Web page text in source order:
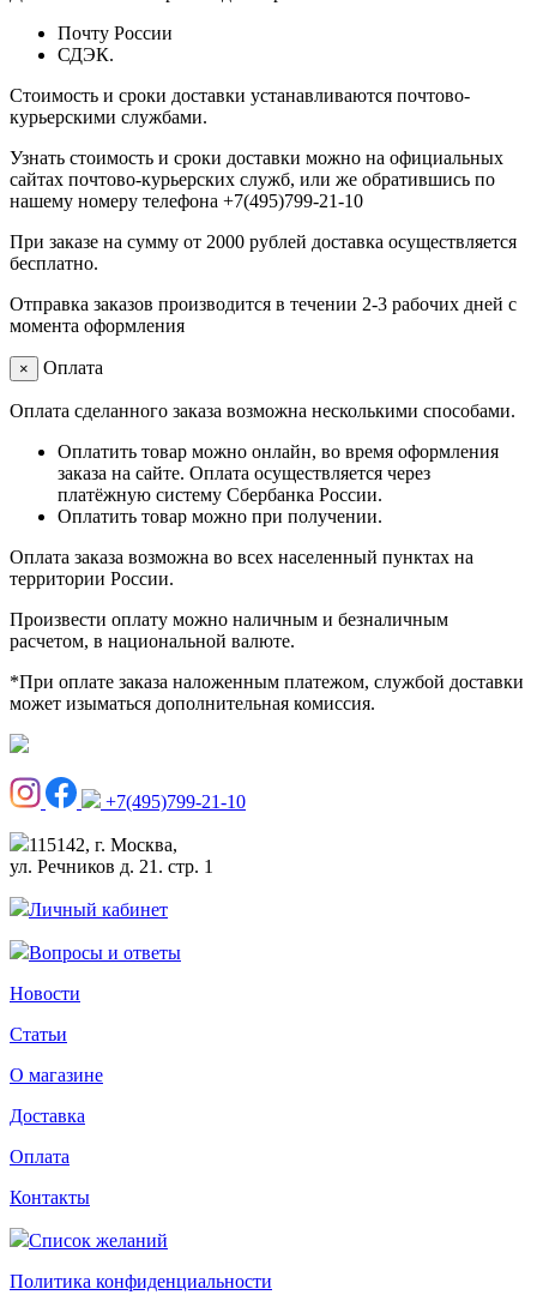
Почту России
СДЭК.
Стоимость и сроки доставки устанавливаются почтово-
курьерскими службами.
Узнать стоимость и сроки доставки можно на официальных
сайтах почтово-курьерских служб, или же обратившись по
нашему номеру телефона +7(495)799-21-10
При заказе на сумму от 2000 рублей доставка осуществляется
бесплатно.
Отправка заказов производится в течении 2-3 рабочих дней с
момента оформления
× Оплата
Оплата сделанного заказа возможна несколькими способами.
Оплатить товар можно онлайн, во время оформления
заказа на сайте. Оплата осуществляется через
платёжную систему Сбербанка России.
Оплатить товар можно при получении.
Оплата заказа возможна во всех населенный пунктах на
территории России.
Произвести оплату можно наличным и безналичным
расчетом, в национальной валюте.
*При оплате заказа наложенным платежом, службой доставки
может изыматься дополнительная комиссия.
+7(495)799-21-10
115142, г. Москва,
ул. Речников д. 21. стр. 1
Личный кабинет
Вопросы и ответы
Новости
Статьи
О магазине
Доставка
Оплата
Контакты
Список желаний
Политика конфиденциальности